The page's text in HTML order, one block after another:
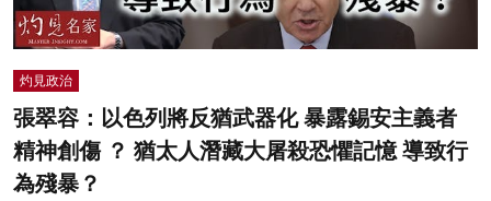
灼見政治
張翠容：以色列將反猶武器化 暴露錫安主義者
精神創傷 ？ 猶太人潛藏大屠殺恐懼記憶 導致行
為殘暴？